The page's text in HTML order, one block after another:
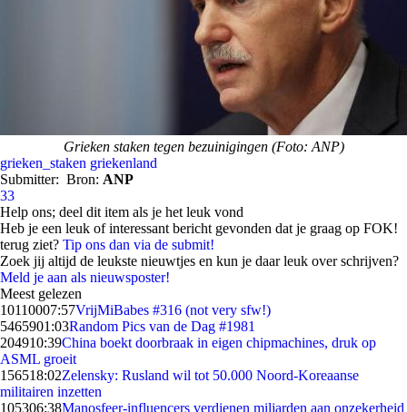
Grieken staken tegen bezuinigingen (Foto: ANP)
grieken_staken griekenland
Submitter: Bron: ANP
33
Help ons; deel dit item als je het leuk vond
Heb je een leuk of interessant bericht gevonden dat je graag op FOK!
terug ziet? Tip ons dan via de submit!
Zoek jij altijd de leukste nieuwtjes en kun je daar leuk over schrijven?
Meld je aan als nieuwsposter!
Meest gelezen
10110007:57VrijMiBabes #316 (not very sfw!)
5465901:03Random Pics van de Dag #1981
204910:39China boekt doorbraak in eigen chipmachines, druk op
ASML groeit
156518:02Zelensky: Rusland wil tot 50.000 Noord-Koreaanse
militairen inzetten
105306:38Manosfeer-influencers verdienen miljarden aan onzekerheid